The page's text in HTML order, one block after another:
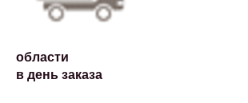
области
в день заказа